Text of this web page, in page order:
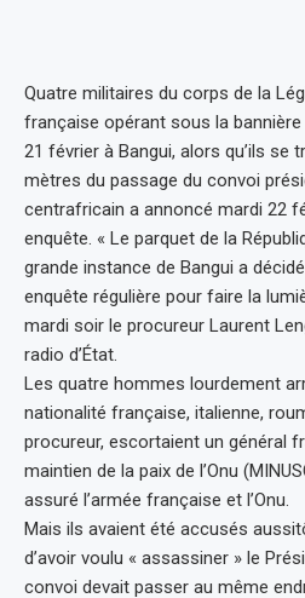
Quatre militaires du corps de la
française opérant sous la bannière
21 février à Bangui, alors qu’ils se
mètres du passage du convoi
centrafricain a annoncé mardi 22
enquête. « Le parquet de la
grande instance de Bangui a décidé
enquête régulière pour faire la
mardi soir le procureur Laurent
radio d’État.
Les quatre hommes lourdement
nationalité française, italienne,
procureur, escortaient un général
maintien de la paix de l’Onu
assuré l’armée française et l’Onu.
Mais ils avaient été accusés
d’avoir voulu « assassiner » le
convoi devait passer au même